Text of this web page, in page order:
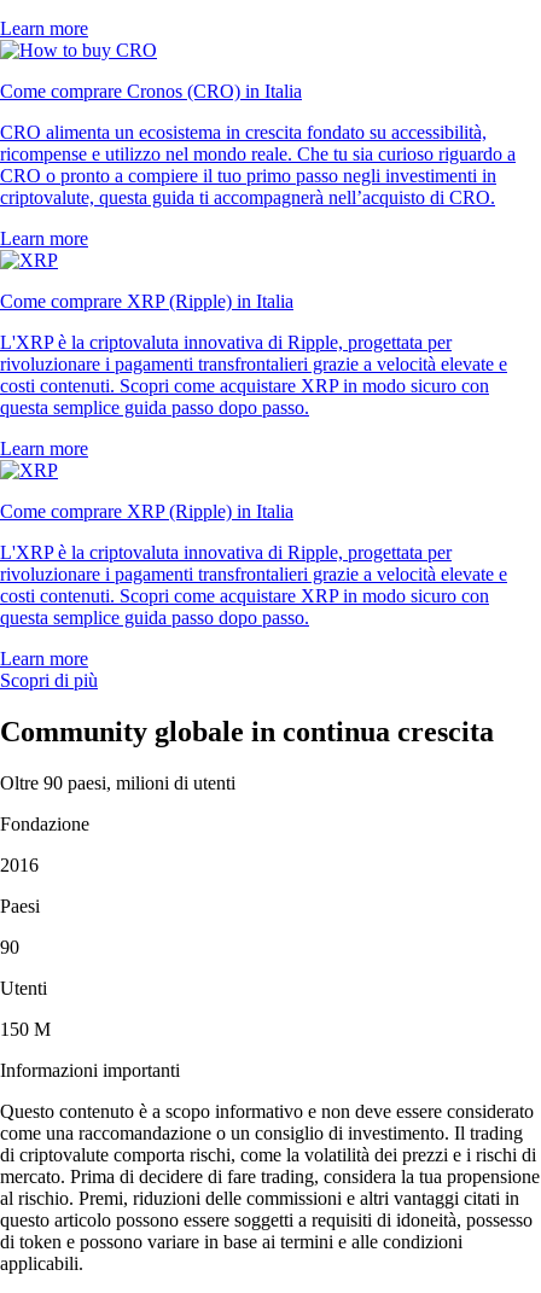
Learn more
Come comprare Cronos (CRO) in Italia
CRO alimenta un ecosistema in crescita fondato su accessibilità,
ricompense e utilizzo nel mondo reale. Che tu sia curioso riguardo a
CRO o pronto a compiere il tuo primo passo negli investimenti in
criptovalute, questa guida ti accompagnerà nell’acquisto di CRO.
Learn more
Come comprare XRP (Ripple) in Italia
L'XRP è la criptovaluta innovativa di Ripple, progettata per
rivoluzionare i pagamenti transfrontalieri grazie a velocità elevate e
costi contenuti. Scopri come acquistare XRP in modo sicuro con
questa semplice guida passo dopo passo.
Learn more
Come comprare XRP (Ripple) in Italia
L'XRP è la criptovaluta innovativa di Ripple, progettata per
rivoluzionare i pagamenti transfrontalieri grazie a velocità elevate e
costi contenuti. Scopri come acquistare XRP in modo sicuro con
questa semplice guida passo dopo passo.
Learn more
Scopri di più
Community globale in continua crescita
Oltre 90 paesi, milioni di utenti
Fondazione
2016
Paesi
90
Utenti
150 M
Informazioni importanti
Questo contenuto è a scopo informativo e non deve essere considerato
come una raccomandazione o un consiglio di investimento. Il trading
di criptovalute comporta rischi, come la volatilità dei prezzi e i rischi di
mercato. Prima di decidere di fare trading, considera la tua propensione
al rischio. Premi, riduzioni delle commissioni e altri vantaggi citati in
questo articolo possono essere soggetti a requisiti di idoneità, possesso
di token e possono variare in base ai termini e alle condizioni
applicabili.